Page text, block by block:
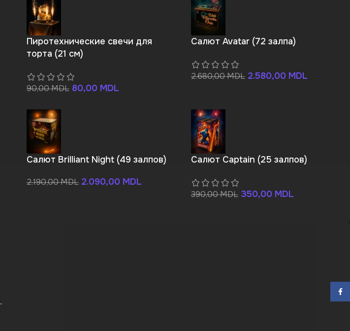
Пиротехнические свечи для
торта (21 см)
90,00MDL 80,00 MDL
Салют Avatar (72 залпа)
2.680,00MDL 2.580,00 MDL
Салют Brilliant Night (49 залпов)
2.190,00MDL 2.090,00 MDL
Салют Captain (25 залпов)
390,00MDL 350,00 MDL
.